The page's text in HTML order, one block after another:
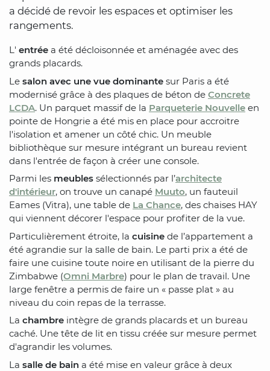
a décidé de revoir les espaces et optimiser les
rangements.
L' entrée a été décloisonnée et aménagée avec des
grands placards.
Le salon avec une vue dominante sur Paris a été
modernisé grâce à des plaques de béton de Concrete
LCDA. Un parquet massif de la Parqueterie Nouvelle en
pointe de Hongrie a été mis en place pour accroitre
l'isolation et amener un côté chic. Un meuble
bibliothèque sur mesure intégrant un bureau revient
dans l'entrée de façon à créer une console.
Parmi les meubles sélectionnés par l’architecte
d'intérieur, on trouve un canapé Muuto, un fauteuil
Eames (Vitra), une table de La Chance, des chaises HAY
qui viennent décorer l'espace pour profiter de la vue.
Particulièrement étroite, la cuisine de l’appartement a
été agrandie sur la salle de bain. Le parti prix a été de
faire une cuisine toute noire en utilisant de la pierre du
Zimbabwe (Omni Marbre) pour le plan de travail. Une
large fenêtre a permis de faire un « passe plat » au
niveau du coin repas de la terrasse.
La chambre intègre de grands placards et un bureau
caché. Une tête de lit en tissu créée sur mesure permet
d'agrandir les volumes.
La salle de bain a été mise en valeur grâce à deux